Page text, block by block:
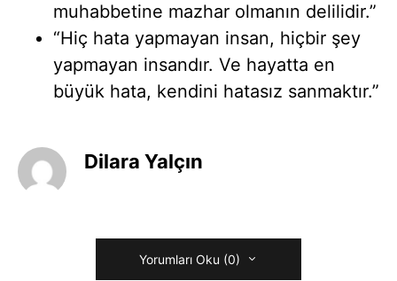
muhabbetine mazhar olmanın delilidir.”
“Hiç hata yapmayan insan, hiçbir şey
yapmayan insandır. Ve hayatta en
büyük hata, kendini hatasız sanmaktır.”
Dilara Yalçın
Yorumları Oku (0)